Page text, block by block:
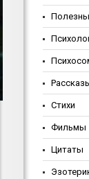
Стихи
Фильмы
Цитаты